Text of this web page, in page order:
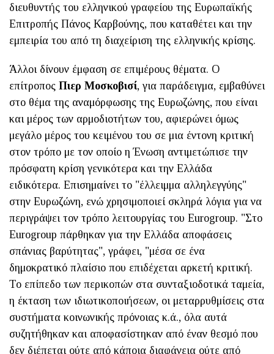
διευθυντής του ελληνικού γραφείου της Ευρωπαϊκής
Επιτροπής Πάνος Καρβούνης, που καταθέτει και την
εμπειρία του από τη διαχείριση της ελληνικής κρίσης.
Άλλοι δίνουν έμφαση σε επιμέρους θέματα. Ο
επίτροπος Πιερ Μοσκοβισί, για παράδειγμα, εμβαθύνει
στο θέμα της αναμόρφωσης της Ευρωζώνης, που είναι
και μέρος των αρμοδιοτήτων του, αφιερώνει όμως
μεγάλο μέρος του κειμένου του σε μια έντονη κριτική
στον τρόπο με τον οποίο η Ένωση αντιμετώπισε την
πρόσφατη κρίση γενικότερα και την Ελλάδα
ειδικότερα. Επισημαίνει το "έλλειμμα αλληλεγγύης"
στην Ευρωζώνη, ενώ χρησιμοποιεί σκληρά λόγια για να
περιγράψει τον τρόπο λειτουργίας του Eurogroup. "Στο
Eurogroup πάρθηκαν για την Ελλάδα αποφάσεις
σπάνιας βαρύτητας", γράφει, "μέσα σε ένα
δημοκρατικό πλαίσιο που επιδέχεται αρκετή κριτική.
Το επίπεδο των περικοπών στα συνταξιοδοτικά ταμεία,
η έκταση των ιδιωτικοποιήσεων, οι μεταρρυθμίσεις στα
συστήματα κοινωνικής πρόνοιας κ.ά., όλα αυτά
συζητήθηκαν και αποφασίστηκαν από έναν θεσμό που
δεν διέπεται ούτε από κάποια διαφάνεια ούτε από